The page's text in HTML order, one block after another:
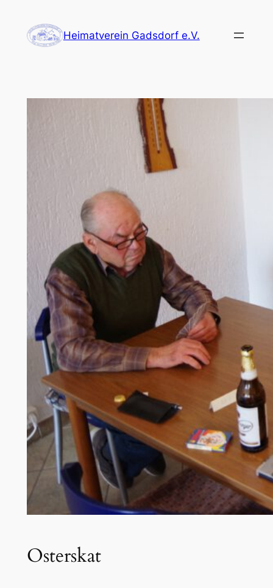
Inhalt
springen
Heimatverein Gadsdorf e.V.
Osterskat